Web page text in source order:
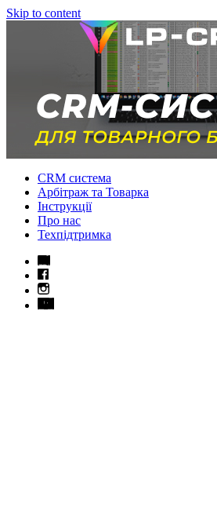
Skip to content
CRM система
Арбітраж та Товарка
Інструкції
Про нас
Техпідтримка